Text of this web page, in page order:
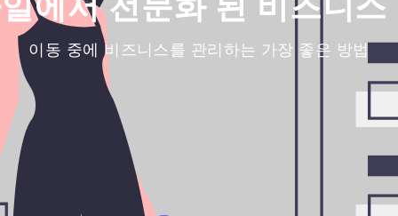
이동 중에 비즈니스를 관리하는 가장 좋은 방법